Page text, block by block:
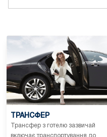
ТРАНСФЕР
Трансфер з готелю зазвичай
включає транспортування до